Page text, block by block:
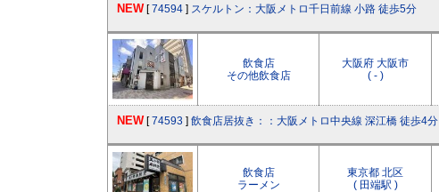
NEW [74594 ] スケルトン：大阪メトロ千日前線 小路 徒歩5分
飲食店
その他飲食店
大阪府 大阪市
( - )
NEW [74593 ] 飲食店居抜き：：大阪メトロ中央線 深江橋 徒歩4分
飲食店
ラーメン
東京都 北区
( 田端駅 )